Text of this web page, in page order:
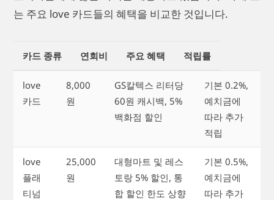
는 주요 love 카드들의 혜택을 비교한 것입니다.
카드 종류 연회비 주요 혜택 적립률
love
카드
8,000
원
GS칼텍스 리터당
60원 캐시백, 5%
백화점 할인
기본 0.2%,
예치금에
따라 추가
적립
love
플래
티넘
25,000
원
대형마트 및 레스
토랑 5% 할인, 통
합 할인 한도 상향
기본 0.5%,
예치금에
따라 추가